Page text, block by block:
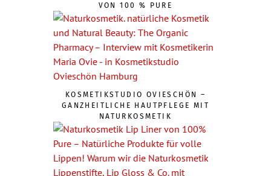
VON 100 % PURE
KOSMETIKSTUDIO OVIESCHÖN –
GANZHEITLICHE HAUTPFLEGE MIT
NATURKOSMETIK